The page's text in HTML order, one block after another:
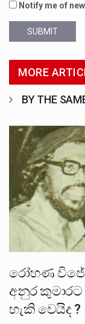
Notify me of
SUBMIT
MORE
BY THE
රෝහණ
අනුර කුමාරට
හැකි වෙයිද ?